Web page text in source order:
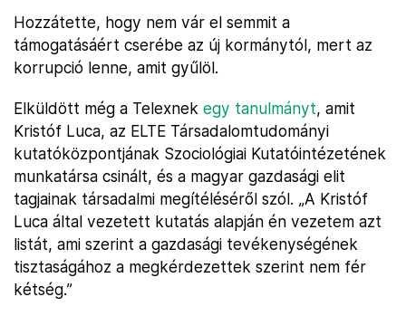
Hozzátette, hogy nem vár el semmit a
támogatásáért cserébe az új kormánytól, mert az
korrupció lenne, amit gyűlöl.
Elküldött még a Telexnek egy tanulmányt, amit
Kristóf Luca, az ELTE Társadalomtudományi
kutatóközpontjának Szociológiai Kutatóintézetének
munkatársa csinált, és a magyar gazdasági elit
tagjainak társadalmi megítéléséről szól. „A Kristóf
Luca által vezetett kutatás alapján én vezetem azt
listát, ami szerint a gazdasági tevékenységének
tisztaságához a megkérdezettek szerint nem fér
kétség.”